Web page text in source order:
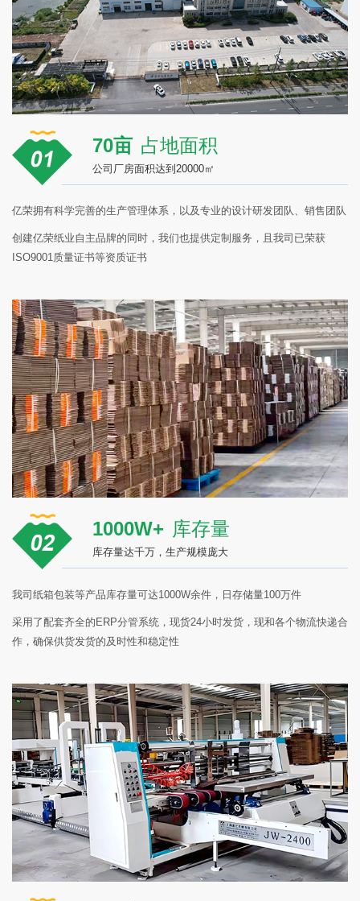
70亩 占地面积
公司厂房面积达到20000㎡
亿荣拥有科学完善的生产管理体系，以及专业的设计研发团队、销售团队
创建亿荣纸业自主品牌的同时，我们也提供定制服务，且我司已荣获
ISO9001质量证书等资质证书
1000W+ 库存量
库存量达千万，生产规模庞大
我司纸箱包装等产品库存量可达1000W余件，日存储量100万件
采用了配套齐全的ERP分管系统，现货24小时发货，现和各个物流快递合
作，确保供货发货的及时性和稳定性